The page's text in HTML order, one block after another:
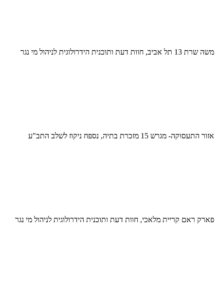
משה שרת 13 תל אביב, חוות דעת ותוכנית הידרולוגית לניהול מי נגר
אזור התעסוקה- מגרש 15 מזכרת בתיה, נספח ניקוז לשלב התב"ע
פארק ראם קריית מלאכי, חוות דעת ותוכנית הידרולוגית לניהול מי נגר